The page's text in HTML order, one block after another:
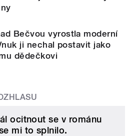
Bečvou vyrostla moderní
ji nechal postavit jako
dědečkovi
ocitnout se v románu
mi to splnilo.